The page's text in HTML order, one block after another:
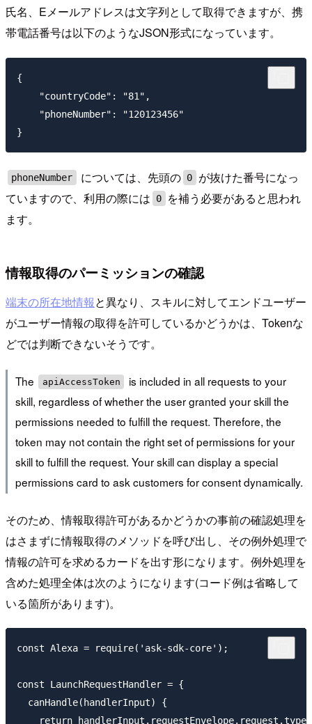
氏名、Eメールアドレスは文字列として取得できますが、携
帯電話番号は以下のようなJSON形式になっています。
{
    "countryCode": "81",
    "phoneNumber": "120123456"
phoneNumber については、先頭の 0
が抜けた番号になっ
ていますので、利用の際には
0
を補う必要があると思われ
ます。
情報取得のパーミッションの確認
端末の所在地情報と異なり、スキルに対してエンドユーザー
がユーザー情報の取得を許可しているかどうかは、Tokenな
どでは判断できないそうです。
The apiAccessToken
is included in all requests to your
skill, regardless of whether the user granted your skill the
permissions needed to fulfill the request. Therefore, the
token may not contain the right set of permissions for your
skill to fulfill the request. Your skill can display a special
permissions card to ask customers for consent dynamically.
そのため、情報取得許可があるかどうかの事前の確認処理を
はさまずに情報取得のメソッドを呼び出し、その例外処理で
情報の許可を求めるカードを出す形になります。例外処理を
含めた処理全体は次のようになります(コード例は省略して
いる箇所があります)。
const Alexa = require('ask-sdk-core');
const LaunchRequestHandler = {
  canHandle(handlerInput) {
return handlerInput.requestEnvelope.request.type